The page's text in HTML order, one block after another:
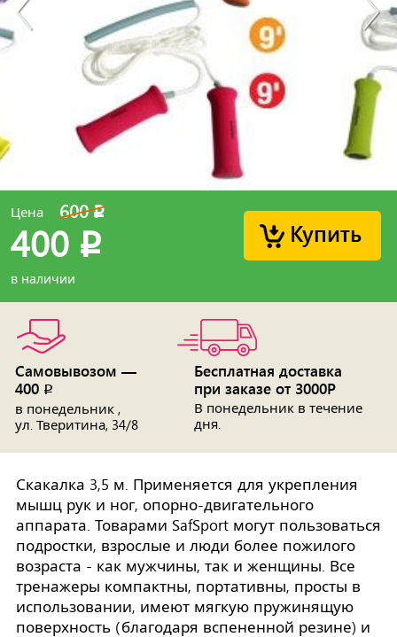
Купить
600p
Цена
400 p
в наличии
Самовывозом —
400 p
в понедельник ,
ул. Тверитина, 34/8
Бесплатная доставка
при заказе от 3000Р
В понедельник в течение
дня.
Скакалка 3,5 м. Применяется для укрепления
мышц рук и ног, опорно-двигательного
аппарата. Товарами SafSport могут пользоваться
подростки, взрослые и люди более пожилого
возраста - как мужчины, так и женщины. Все
тренажеры компактны, портативны, просты в
использовании, имеют мягкую пружинящую
поверхность (благодаря вспененной резине) и